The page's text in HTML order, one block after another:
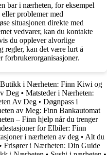
bar i nærheten, for eksempel
problemer med
situasjonen direkte med
vedvarer, kan du kontakte
du opplever alvorlige
regler, kan det være lurt å
forbrukerorganisasjoner.
Butikk i Nærheten: Finn Kiwi og
Deg • Matsteder i Nærheten:
Av Deg • Døgnpass i
av Meg: Finn Bankautomat
– Finn hjelp når du trenger
for Elbiler: Finn
i nærheten av deg • Alt du
• Frisører i Nærheten: Din Guide